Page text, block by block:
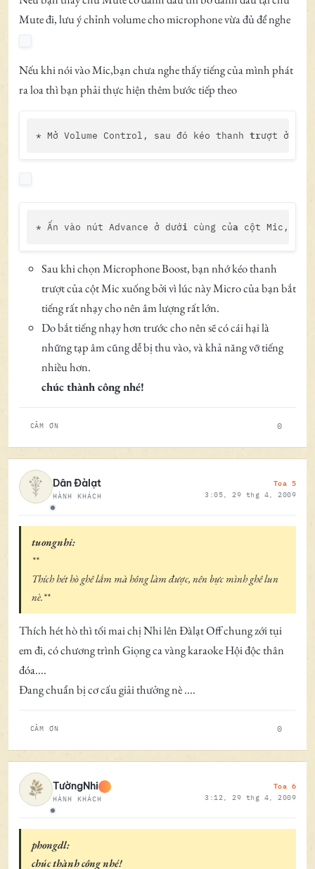
Mute đi, lưu ý chỉnh volume cho microphone vừa đủ để nghe
Nếu khi nói vào Mic,bạn chưa nghe thấy tiếng của mình phát
ra loa thì bạn phải thực hiện thêm bước tiếp theo
* Mở Volume Control, sau đó kéo thanh trượt ở cột
* Ấn vào nút Advance ở dưới cùng của cột Mic, một
Sau khi chọn Microphone Boost, bạn nhớ kéo thanh
trượt của cột Mic xuống bởi vì lúc này Micro của bạn bắt
tiếng rất nhạy cho nên âm lượng rất lớn.
Do bắt tiếng nhạy hơn trước cho nên sẽ có cái hại là
những tạp âm cũng dễ bị thu vào, và khả năng vỡ tiếng
nhiều hơn.
chúc thành công nhé!
CẢM ƠN 0
Ngoại tuyến
Dân Đàlạt
HÀNH KHÁCH
Toa 5
3:05, 29 thg 4, 2009
tuongnhi:
**
Thích hét hò ghê lắm mà hông làm được, nên bực mình ghê lun
nè.**
Thích hét hò thì tối mai chị Nhi lên Đàlạt Off chung zới tụi
em đi, có chương trình Giọng ca vàng karaoke Hội độc thân
đóa....
Đang chuẩn bị cơ cấu giải thưởng nè ....
CẢM ƠN 0
Ngoại tuyến
TườngNhi
HÀNH KHÁCH
Toa 6
3:12, 29 thg 4, 2009
phongdl:
chúc thành công nhé!